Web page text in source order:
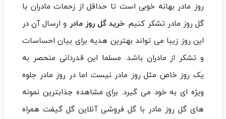
روز مادر بهانه خوبی است تا حداقل از زحمات مادران با
گل روز مادر تشکر کنیم. خرید گل روز مادر و ارسال آن در
این روز زیبا می‌ تواند بهترین هدیه برای بیان احساسات
و تشکر از مادران باشد. مسلما این قدردانی منحصر به
یک روز خاص مثل روز مادر نیست اما در روز مادر جلوه‌
ویژه‌ ای به خود می‌ گیرد. برای مشاهده جذابترین نمونه
های گل روز مادر با گل فروشی آنلاین گل گیفت همراه